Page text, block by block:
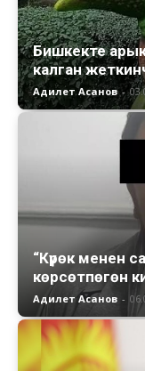
Бишкекте
калган
Адилет Асанов -
“Күрөк менен
көрсөтпөгөн
Адилет Асанов -